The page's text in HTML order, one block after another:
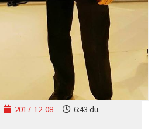
2017-12-08
6:43 du.